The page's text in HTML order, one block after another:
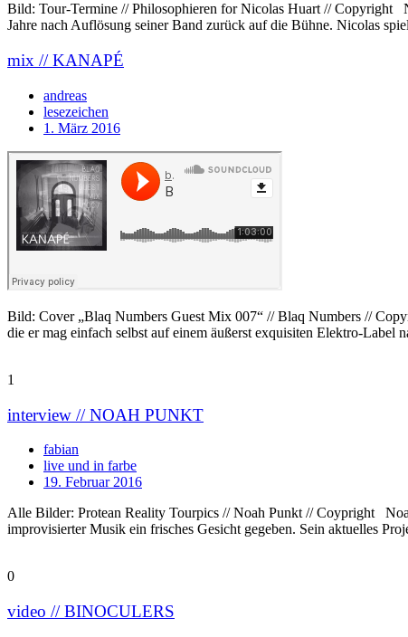
Bild: Tour-Termine // Philosophieren for Nicolas Huart // Copyright
Jahre nach Auflösung seiner Band zurück auf die Bühne. Nicolas
mix // KANAPÉ
andreas
lesezeichen
1. März 2016
Bild: Cover „Blaq Numbers Guest Mix 007“ // Blaq Numbers //
die er mag einfach selbst auf einem äußerst exquisiten Elektro-
1
interview // NOAH PUNKT
fabian
live und in farbe
19. Februar 2016
Alle Bilder: Protean Reality Tourpics // Noah Punkt // Coypright
improvisierter Musik ein frisches Gesicht gegeben. Sein aktuelles
0
video // BINOCULERS